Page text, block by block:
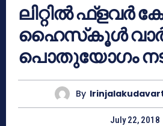
ലിറ്റില്‍ ഫ്‌ളവര്‍
ഹൈസ്‌കൂള്‍
പൊതുയോഗം
By
July 22, 2018